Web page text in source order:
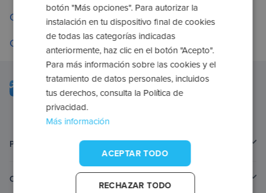
Comprueba tus solicitudes
Contacta con nosotros
Página principal
Contacto
botón "Más opciones". Para autorizar la
instalación en tu dispositivo final de cookies
de todas las categorías indicadas
anteriormente, haz clic en el botón "Acepto".
Para más información sobre las cookies y el
tratamiento de datos personales, incluidos
tus derechos, consulta la Política de
privacidad.
Más información
ACEPTAR TODO
RECHAZAR TODO